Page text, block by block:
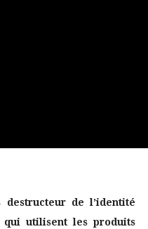
de l’identité
qui utilisent les produits